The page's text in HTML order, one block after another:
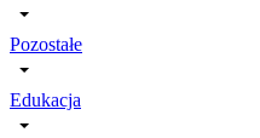
Pozostałe
Edukacja